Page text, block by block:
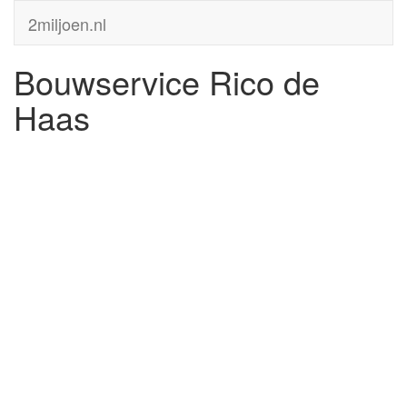
2miljoen.nl
Bouwservice Rico de
Haas